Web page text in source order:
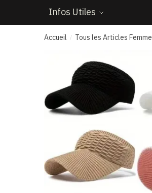
Infos Utiles
Accueil / Tous les Articles Femme